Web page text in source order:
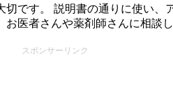
切です。 説明書の通りに使い、
お医者さんや薬剤師さんに相談
スポンサーリンク